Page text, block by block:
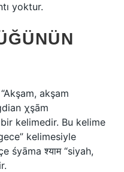
yoktur.
akşam
χşām
kelimedir. Bu kelime
kelimesiyle
śyāma श्याम “siyah,